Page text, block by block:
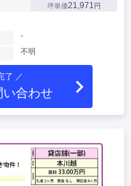
坪単価21,971円
-
不明
了 ／
い合わせ